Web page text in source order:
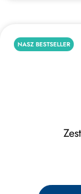
NASZ BESTSELLER